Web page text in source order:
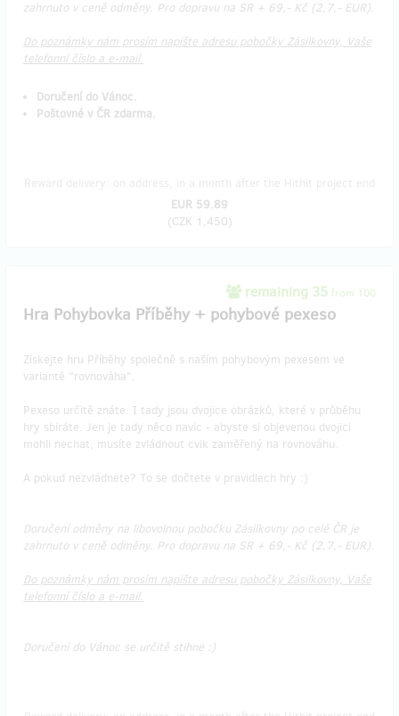
zahrnuto v ceně odměny. Pro dopravu na SR + 69,- Kč (2,7,- EUR).
Do poznámky nám prosím napište adresu pobočky Zásilkovny, Vaše
telefonní číslo a e-mail.
Doručení do Vánoc.
Poštovné v ČR zdarma.
EUR 59.89
(CZK 1,450)
remaining 35 from 100
Hra Pohybovka Příběhy + pohybové pexeso
Získejte hru Příběhy společně s naším pohybovým pexesem ve
variantě "rovnováha".
Pexeso určitě znáte. I tady jsou dvojice obrázků, které v průběhu
hry sbíráte. Jen je tady něco navíc - abyste si objevenou dvojici
mohli nechat, musíte zvládnout cvik zaměřený na rovnováhu.
A pokud nezvládnete? To se dočtete v pravidlech hry :)
Doručení odměny na libovolnou pobočku Zásilkovny po celé ČR je
zahrnuto v ceně odměny. Pro dopravu na SR + 69,- Kč (2,7,- EUR).
Do poznámky nám prosím napište adresu pobočky Zásilkovny, Vaše
telefonní číslo a e-mail.
Doručení do Vánoc se určitě stihne :)